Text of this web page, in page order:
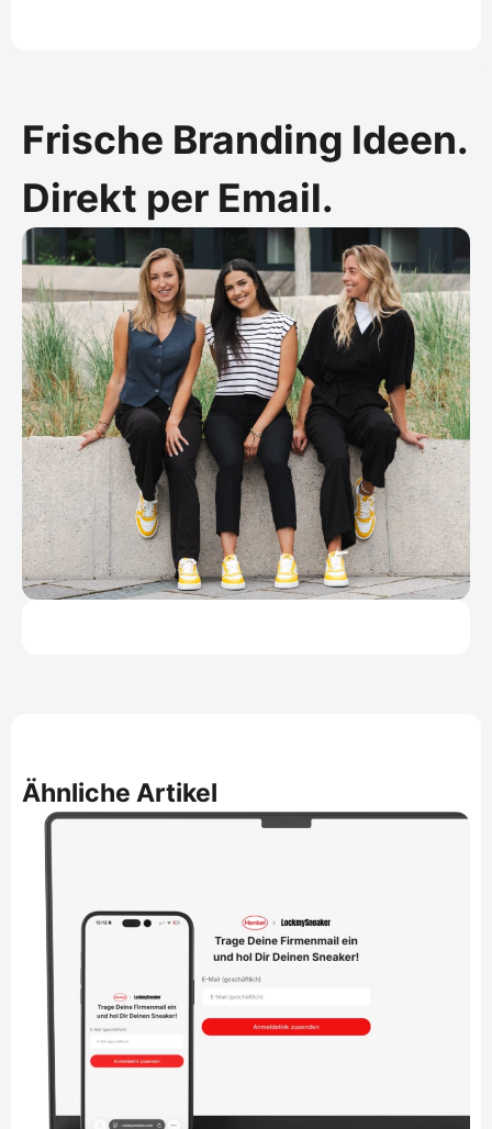
Frische Branding Ideen.
Direkt per Email.
Ähnliche Artikel